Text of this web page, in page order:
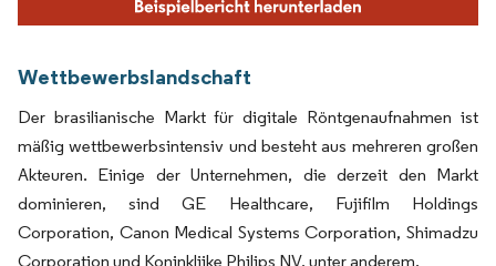
Wettbewerbslandschaft
Der brasilianische Markt für digitale Röntgenaufnahmen ist
mäßig wettbewerbsintensiv und besteht aus mehreren großen
Akteuren. Einige der Unternehmen, die derzeit den Markt
dominieren, sind GE Healthcare, Fujifilm Holdings
Corporation, Canon Medical Systems Corporation, Shimadzu
Corporation und Koninklijke Philips NV, unter anderem.